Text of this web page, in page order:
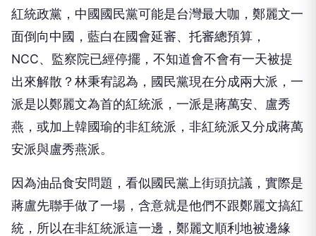
紅統政黨，中國國民黨可能是台灣最大咖，鄭麗文一
面倒向中國，藍白在國會延審、托審總預算，
NCC、監察院已經停擺，不知道會不會有一天被提
出來解散？林秉宥認為，國民黨現在分成兩大派，一
派是以鄭麗文為首的紅統派，一派是蔣萬安、盧秀
燕，或加上韓國瑜的非紅統派，非紅統派又分成蔣萬
安派與盧秀燕派。
因為油品食安問題，看似國民黨上街頭抗議，實際是
蔣盧先聯手做了一場，含意就是他們不跟鄭麗文搞紅
統，所以在非紅統派這一邊，鄭麗文順利地被邊緣